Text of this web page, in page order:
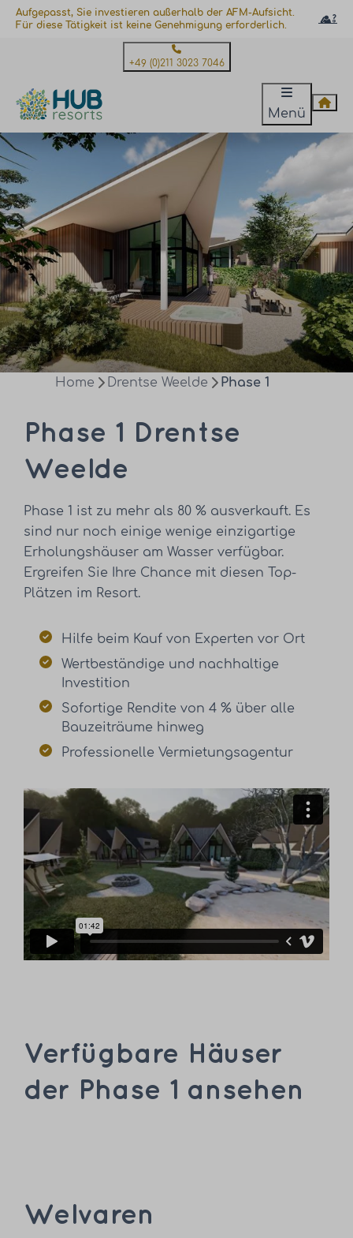
Aufgepasst, Sie investieren außerhalb der AFM-Aufsicht.
Für diese Tätigkeit ist keine Genehmigung erforderlich.
+49 (0)211 3023 7046
Menü
Home Drentse Weelde Phase 1
Phase 1 Drentse
Weelde
Phase 1 ist zu mehr als 80 % ausverkauft. Es
sind nur noch einige wenige einzigartige
Erholungshäuser am Wasser verfügbar.
Ergreifen Sie Ihre Chance mit diesen Top-
Plätzen im Resort.
Hilfe beim Kauf von Experten vor Ort
Wertbeständige und nachhaltige
Investition
Sofortige Rendite von 4 % über alle
Bauzeiträume hinweg
Professionelle Vermietungsagentur
Verfügbare Häuser
der Phase 1 ansehen
Welvaren